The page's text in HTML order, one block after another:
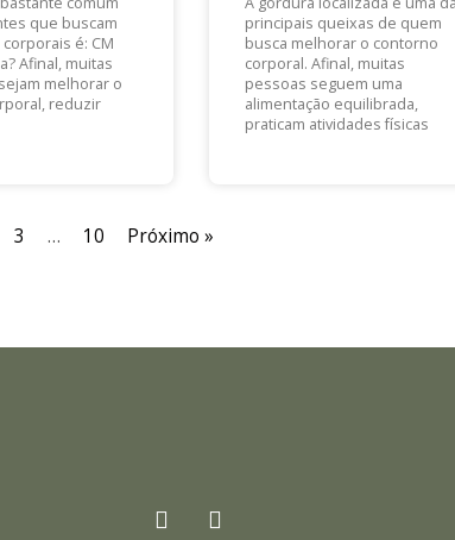
que buscam
é: CM
Afinal, muitas
melhorar o
reduzir
principais queixas de quem
busca melhorar o contorno
corporal. Afinal, muitas
pessoas seguem uma
alimentação equilibrada,
praticam atividades físicas
3 … 10 Próximo »